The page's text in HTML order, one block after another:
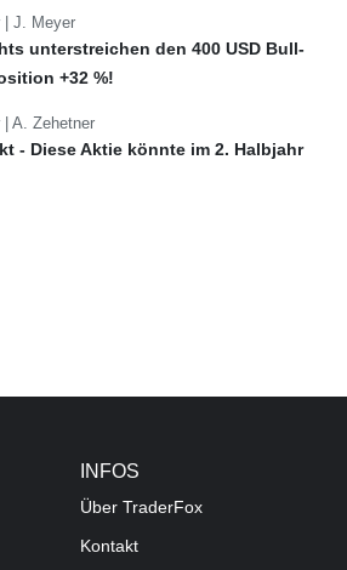
J. Meyer
unterstreichen den 400 USD Bull-
+32 %!
A. Zehetner
- Diese Aktie könnte im 2. Halbjahr
INFOS
Über TraderFox
Kontakt